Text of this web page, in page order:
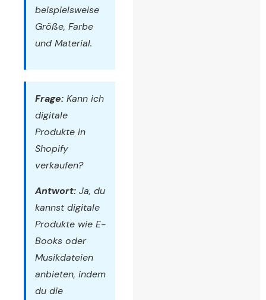
beispielsweise
Größe, Farbe
und Material.
Frage: Kann ich
digitale
Produkte in
Shopify
verkaufen?
Antwort: Ja, du
kannst digitale
Produkte wie E-
Books oder
Musikdateien
anbieten, indem
du die